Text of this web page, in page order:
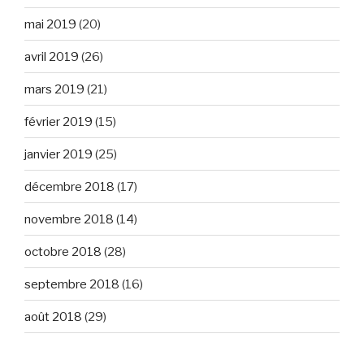
mai 2019 (20)
avril 2019 (26)
mars 2019 (21)
février 2019 (15)
janvier 2019 (25)
décembre 2018 (17)
novembre 2018 (14)
octobre 2018 (28)
septembre 2018 (16)
août 2018 (29)